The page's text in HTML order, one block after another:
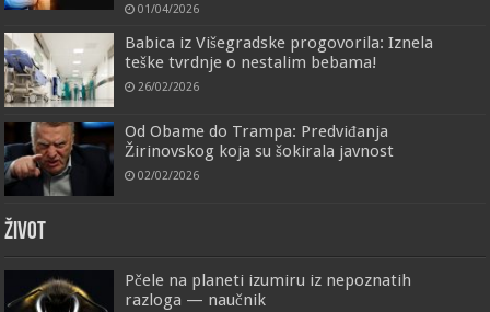
01/04/2026
Babica iz Višegradske progovorila: Iznela
teške tvrdnje o nestalim bebama!
26/02/2026
Od Obame do Trampa: Predviđanja
Žirinovskog koja su šokirala javnost
02/02/2026
ŽIVOT
Pčele na planeti izumiru iz nepoznatih
razloga — naučnik